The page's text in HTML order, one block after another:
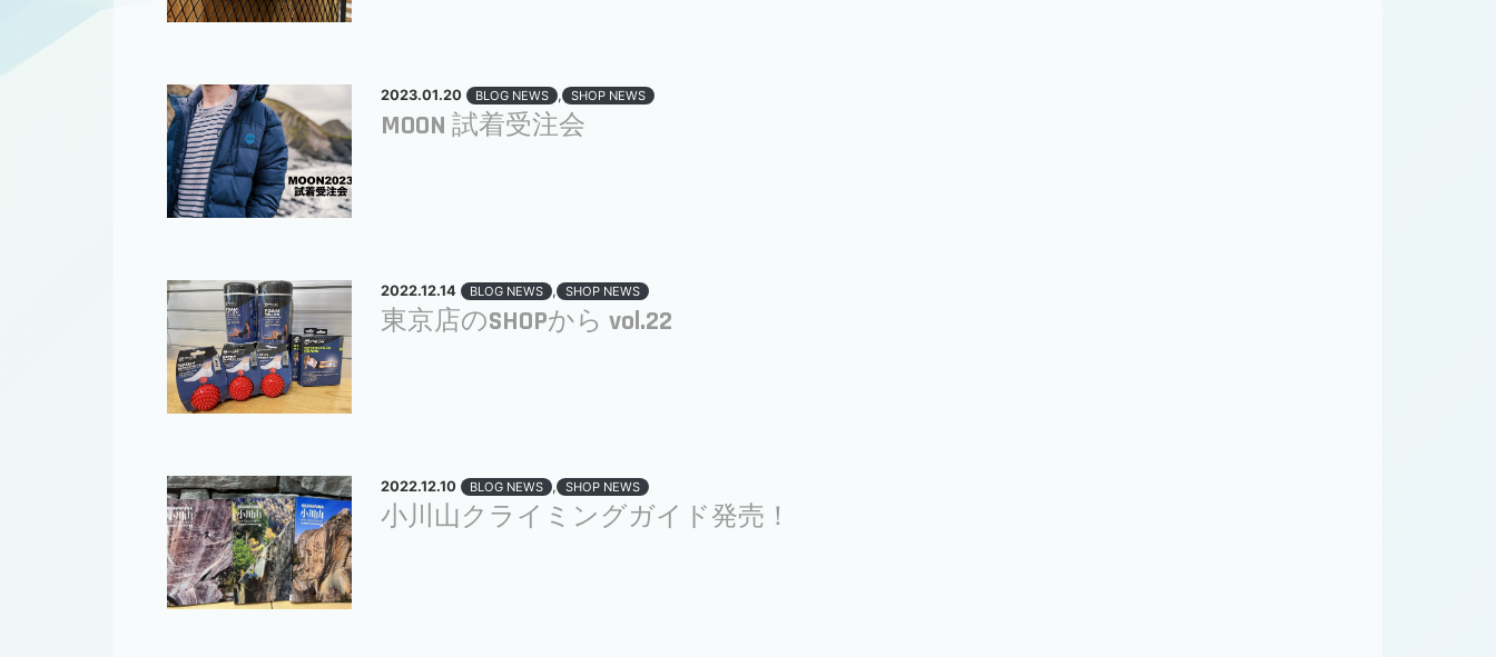
2023.01.20 BLOG NEWS , SHOP NEWS
MOON 試着受注会
2022.12.14 BLOG NEWS , SHOP NEWS
東京店のSHOPから vol.22
2022.12.10 BLOG NEWS , SHOP NEWS
小川山クライミングガイド発売！